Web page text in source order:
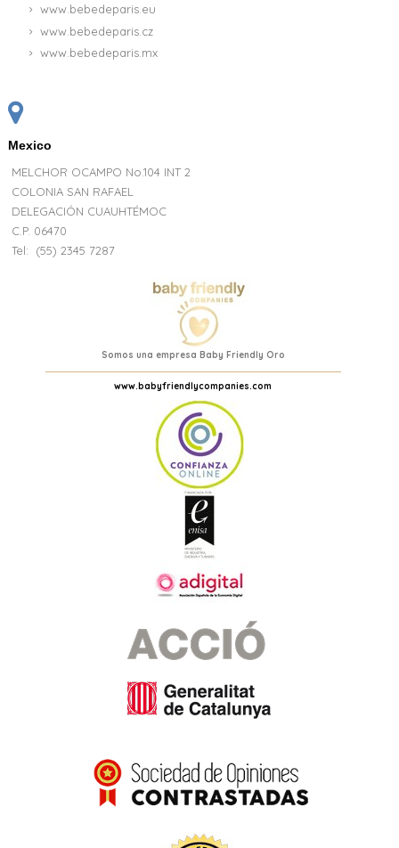
www.bebedeparis.eu
www.bebedeparis.cz
www.bebedeparis.mx
Mexico
MELCHOR OCAMPO No.104 INT 2
COLONIA SAN RAFAEL
DELEGACIÓN CUAUHTÉMOC
C.P. 06470
Tel: (55) 2345 7287
Somos una empresa Baby Friendly Oro
www.babyfriendlycompanies.com